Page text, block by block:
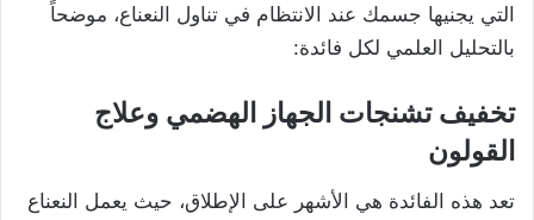
التي يجنيها جسمك عند الانتظام في تناول النعناع، موضحاً
بالتحليل العلمي لكل فائدة:
تخفيف تشنجات الجهاز الهضمي وعلاج
القولون
تعد هذه الفائدة هي الأشهر على الإطلاق، حيث يعمل النعناع